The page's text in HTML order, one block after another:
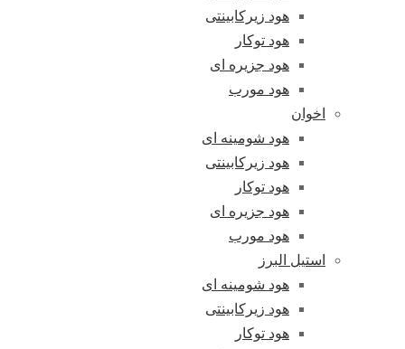
هود زیرکابینتی
هود توکار
هود جزیره ای
هود مورب
اخوان
هود شومینه ای
هود زیرکابینتی
هود توکار
هود جزیره ای
هود مورب
استیل البرز
هود شومینه ای
هود زیرکابینتی
هود توکار